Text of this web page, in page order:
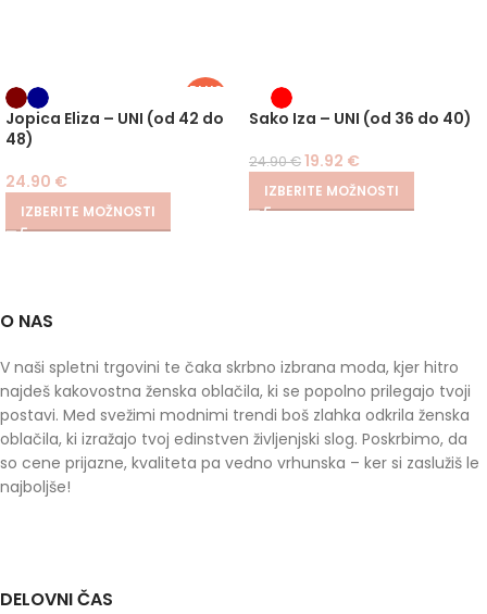
PLUS
Jopica Eliza – UNI (od 42 do
48)
24.90 €
IZBERITE MOŽNOSTI
-20%
Sako Iza – UNI (od 36 do 40)
24.90€19.92 €
IZBERITE MOŽNOSTI
O NAS
V naši spletni trgovini te čaka skrbno izbrana moda, kjer hitro
najdeš kakovostna ženska oblačila, ki se popolno prilegajo tvoji
postavi. Med svežimi modnimi trendi boš zlahka odkrila ženska
oblačila, ki izražajo tvoj edinstven življenjski slog. Poskrbimo, da
so cene prijazne, kvaliteta pa vedno vrhunska – ker si zaslužiš le
najboljše!
DELOVNI ČAS